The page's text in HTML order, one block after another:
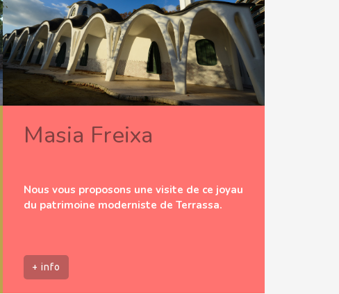
Masia Freixa
Nous vous proposons une visite de ce joyau
du patrimoine moderniste de Terrassa.
+ info